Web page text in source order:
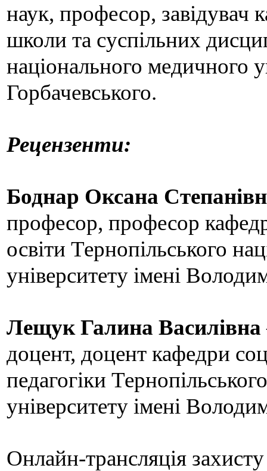
наук, професор, завідувач
школи та суспільних
національного медичного
Горбачевського.
Рецензенти:
Боднар Оксана
професор, професор
освіти Тернопільського
університету імені
Лещук Галина Василівна
доцент, доцент кафедри
педагогіки
університету імені
Онлайн-трансляція